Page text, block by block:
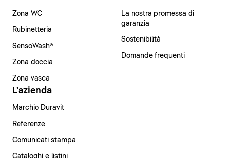
Zona WC
Rubinetteria
SensoWash®
Zona doccia
Zona vasca
La nostra promessa di
garanzia
Sostenibilità
Domande frequenti
L'azienda
Marchio Duravit
Referenze
Comunicati stampa
Cataloghi e listini